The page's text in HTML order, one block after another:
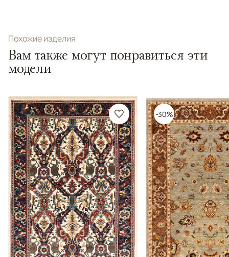
Похожие изделия
Вам также могут понравиться эти
модели
-30%